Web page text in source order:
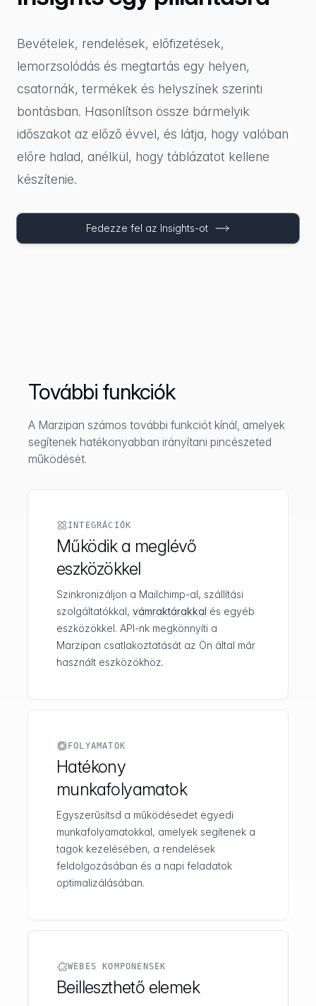
Bevételek, rendelések, előfizetések,
lemorzsolódás és megtartás egy helyen,
csatornák, termékek és helyszínek szerinti
bontásban. Hasonlítson össze bármelyik
időszakot az előző évvel, és látja, hogy valóban
előre halad, anélkül, hogy táblázatot kellene
készítenie.
Fedezze fel az Insights-ot
További funkciók
A Marzipan számos további funkciót kínál, amelyek
segítenek hatékonyabban irányítani pincészeted
működését.
INTEGRÁCIÓK
Működik a meglévő
eszközökkel
Szinkronizáljon a Mailchimp-al, szállítási
szolgáltatókkal, vámraktárakkal és egyéb
eszközökkel. API-nk megkönnyíti a
Marzipan csatlakoztatását az Ön által már
használt eszközökhöz.
FOLYAMATOK
Hatékony
munkafolyamatok
Egyszerűsítsd a működésedet egyedi
munkafolyamatokkal, amelyek segítenek a
tagok kezelésében, a rendelések
feldolgozásában és a napi feladatok
optimalizálásában.
WEBES KOMPONENSEK
Beilleszthető elemek